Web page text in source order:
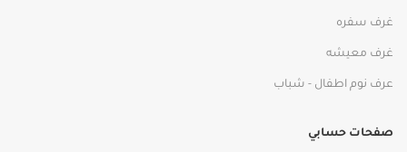
غرف سفره
غرف معيشه
عرف نوم اطفال - شباب
صفحات حسابي